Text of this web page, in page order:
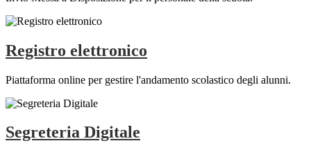
Registro elettronico
Piattaforma online per gestire l'andamento scolastico degli alunni.
Segreteria Digitale